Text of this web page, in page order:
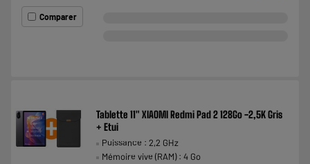
Comparer
Tablette 11" XIAOMI Redmi Pad 2 128Go -2,5K Gris
+ Etui
Puissance : 2,2 GHz
Mémoire vive (RAM) : 4 Go